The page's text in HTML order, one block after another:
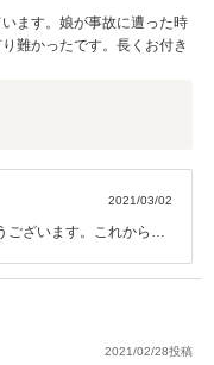
ます。娘が事故に遭った時
難かったです。長くお付き
2021/03/02
ございます。これからも
2021/02/28投稿